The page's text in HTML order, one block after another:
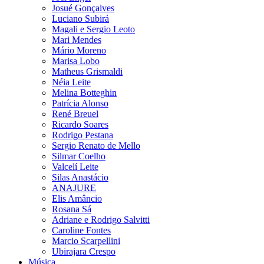
Josué Gonçalves
Luciano Subirá
Magali e Sergio Leoto
Mari Mendes
Mário Moreno
Marisa Lobo
Matheus Grismaldi
Néia Leite
Melina Botteghin
Patrícia Alonso
René Breuel
Ricardo Soares
Rodrigo Pestana
Sergio Renato de Mello
Silmar Coelho
Valcelí Leite
Silas Anastácio
ANAJURE
Elis Amâncio
Rosana Sá
Adriane e Rodrigo Salvitti
Caroline Fontes
Marcio Scarpellini
Ubirajara Crespo
Música